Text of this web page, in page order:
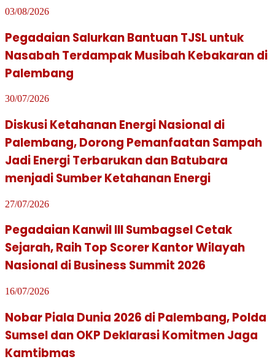
03/08/2026
Pegadaian Salurkan Bantuan TJSL untuk
Nasabah Terdampak Musibah Kebakaran di
Palembang
30/07/2026
Diskusi Ketahanan Energi Nasional di
Palembang, Dorong Pemanfaatan Sampah
Jadi Energi Terbarukan dan Batubara
menjadi Sumber Ketahanan Energi
27/07/2026
Pegadaian Kanwil III Sumbagsel Cetak
Sejarah, Raih Top Scorer Kantor Wilayah
Nasional di Business Summit 2026
16/07/2026
Nobar Piala Dunia 2026 di Palembang, Polda
Sumsel dan OKP Deklarasi Komitmen Jaga
Kamtibmas